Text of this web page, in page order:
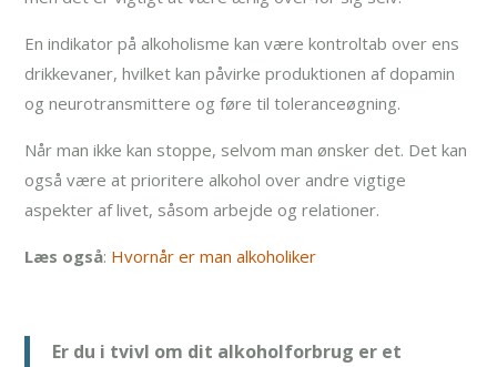
En indikator på alkoholisme kan være kontroltab over ens
drikkevaner, hvilket kan påvirke produktionen af dopamin
og neurotransmittere og føre til toleranceøgning.
Når man ikke kan stoppe, selvom man ønsker det. Det kan
også være at prioritere alkohol over andre vigtige
aspekter af livet, såsom arbejde og relationer.
Læs også: Hvornår er man alkoholiker
Er du i tvivl om dit alkoholforbrug er et